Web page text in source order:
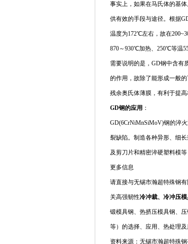
事实上，如果在马氏体的基
供有效的手段与途径。根据
温度为172℃左右，故在
870～930℃加热、250℃等温
需要说明的是，GD钢中含有
的作用，故除了能形成一般
残余奥氏体薄膜，有利于提高
GD钢的应用 ：
GD(6CrNiMnSiMoV)钢的淬
裂缺陷。制造各种异形、细
及剪刀片和精密淬硬塑料模
更多信息
请直接与无锡市瀚超特殊钢
关高强韧性冷冲裁、冷冲压
锻模具钢、热挤压模具钢、压
等）的选择、应用、热处理及
资料来源：无锡市瀚超特殊